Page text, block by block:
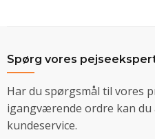
Spørg vores
Har du spørgsmål til vores
igangværende ordre kan
kundeservice.